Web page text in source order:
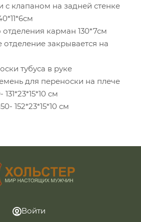
клапаном на задней стенке
карман 130*7см
закрывается на
тубуса в руке
для переноски на плече
см
см
Войти